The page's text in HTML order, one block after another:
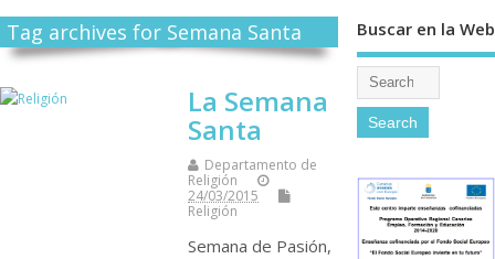
Tag archives for Semana Santa
La Semana
Santa
Departamento de
Religión
24/03/2015
Religión
Semana de Pasión,
Buscar en la Web